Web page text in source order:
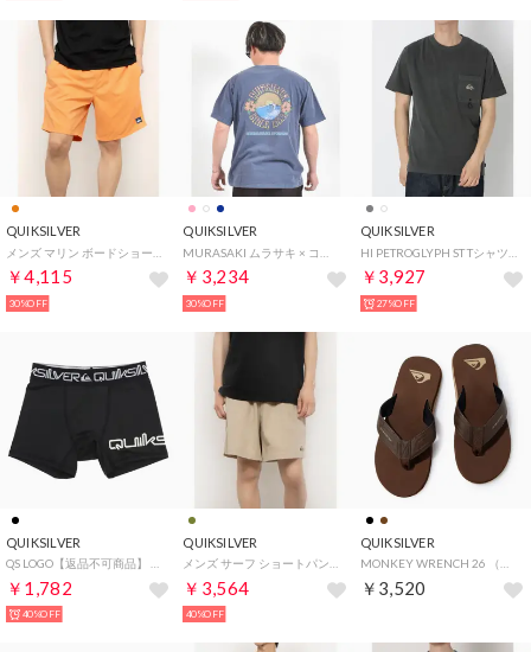
QUIKSILVER
￥4,115
30%OFF
QUIKSILVER
￥3,234
30%OFF
QUIKSILVER
￥3,927
27%OFF
QUIKSILVER
￥1,782
40%OFF
QUIKSILVER
￥3,564
40%OFF
QUIKSILVER
￥3,520